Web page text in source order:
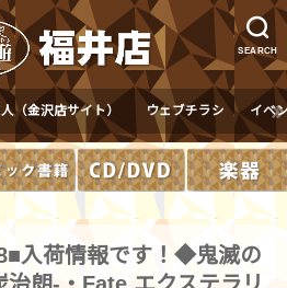
SEARCH
（金沢店サイト） ウェブチラシ イベ
入荷情報です！◆鬼滅の